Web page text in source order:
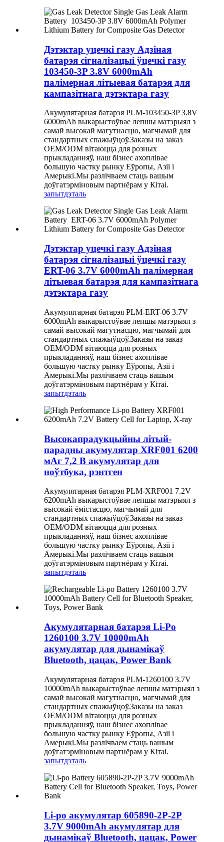
Дэтэктар уцечкі газу Адзіная
батарэя сігналізацыі ўцечкі газу
103450-3P 3.8V 6000mAh
палімерная літыевая батарэя для
кампазітнага дэтэктара газу
Акумулятарная батарэя PLM-103450-3P 3.8V
6000mAh выкарыстоўвае лепшы матэрыял з
самай высокай магутнасцю, магчымай для
стандартных спажыўцоў.Заказы на заказ
OEM/ODM вітаюцца для розных
прыкладанняў, наш бізнес ахоплівае
большую частку рынку Еўропы, Азіі і
Амерыкі.Мы разлічваем стаць вашым
доўгатэрміновым партнёрам у Кітаі.
запытдэталь
Дэтэктар уцечкі газу Адзіная
батарэя сігналізацыі ўцечкі газу
ERT-06 3.7V 6000mAh палімерная
літыевая батарэя для кампазітнага
дэтэктара газу
Акумулятарная батарэя PLM-ERT-06 3.7V
6000mAh выкарыстоўвае лепшы матэрыял з
самай высокай магутнасцю, магчымай для
стандартных спажыўцоў.Заказы на заказ
OEM/ODM вітаюцца для розных
прыкладанняў, наш бізнес ахоплівае
большую частку рынку Еўропы, Азіі і
Амерыкі.Мы разлічваем стаць вашым
доўгатэрміновым партнёрам у Кітаі.
запытдэталь
Высокапрадукцыйны літый-
парадны акумулятар XRF001 6200
мАг 7,2 В акумулятар для
ноўтбука, рэнтген
Акумулятарная батарэя PLM-XRF001 7.2V
6200mAh выкарыстоўвае лепшы матэрыял з
высокай ёмістасцю, магчымай для
стандартных спажыўцоў.Заказы на заказ
OEM/ODM вітаюцца для розных
прыкладанняў, наш бізнес ахоплівае
большую частку рынку Еўропы, Азіі і
Амерыкі.Мы разлічваем стаць вашым
доўгатэрміновым партнёрам у Кітаі.
запытдэталь
Акумулятарная батарэя Li-Po
1260100 3.7V 10000mAh
акумулятар для дынамікаў
Bluetooth, цацак, Power Bank
Акумулятарная батарэя PLM-1260100 3.7V
10000mAh выкарыстоўвае лепшы матэрыял з
самай высокай магутнасцю, магчымай для
стандартных спажыўцоў.Заказы на заказ
OEM/ODM вітаюцца для розных
прыкладанняў, наш бізнес ахоплівае
большую частку рынку Еўропы, Азіі і
Амерыкі.Мы разлічваем стаць вашым
доўгатэрміновым партнёрам у Кітаі.
запытдэталь
Li-po акумулятар 605890-2P-2P
3.7V 9000mAh акумулятар для
дынамікаў Bluetooth, цацак, Power